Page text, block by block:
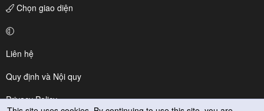
Chọn giao diện
Liên hệ
Quy định và Nội quy
Privacy Policy